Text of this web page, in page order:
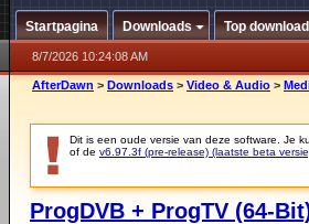
Startpagina Downloads Top
8/7/2026 10:24:08 AM
AfterDawn > Downloads > Video & Audio >
Dit is een oude versie van deze software. Je
of de v6.97.3f (pre-release) (laatste beta
ProgDVB + ProgTV (64-